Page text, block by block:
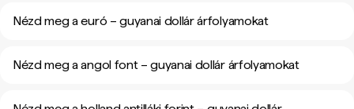
Nézd meg a euró – guyanai dollár árfolyamokat
Nézd meg a angol font – guyanai dollár árfolyamokat